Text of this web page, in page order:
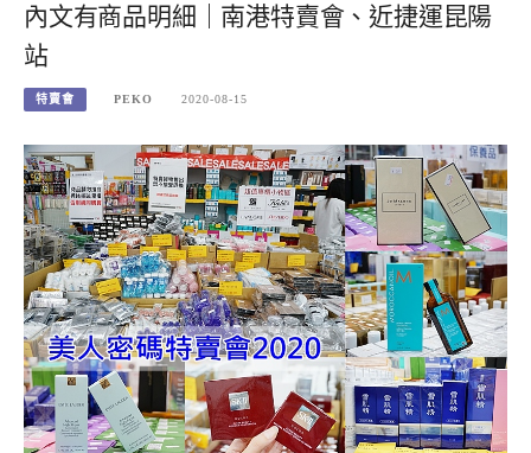
內文有商品明細｜南港特賣會、近捷運昆陽
站
特賣會 PEKO 2020-08-15